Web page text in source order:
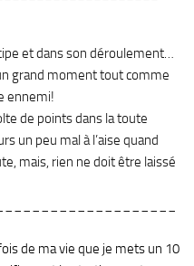
et dans son déroulement…
grand moment tout comme
ennemi!
de points dans la toute
un peu mal à l’aise quand
mais, rien ne doit être laissé
de ma vie que je mets un 10